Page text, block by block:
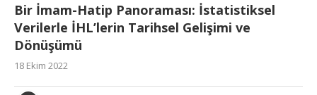
Bir İmam-Hatip Panoraması: İstatistiksel
Verilerle İHL’lerin Tarihsel Gelişimi ve
Dönüşümü
18 Ekim 2022